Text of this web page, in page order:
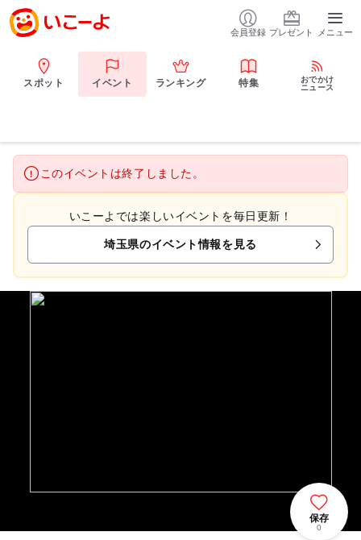
会員登録 プレゼント メニュー
スポット イベント ランキング 特集
おでかけ
ニュース
このイベントは終了しました。
いこーよでは楽しいイベントを毎日更新！
埼玉県のイベント情報を見る
保存
0